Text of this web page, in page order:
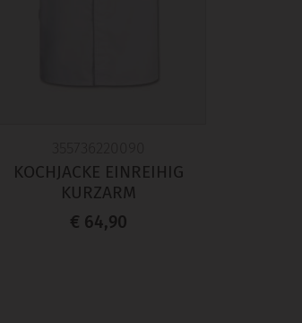
KOCHJACKE EINREIHIG
KURZARM
€ 64,90